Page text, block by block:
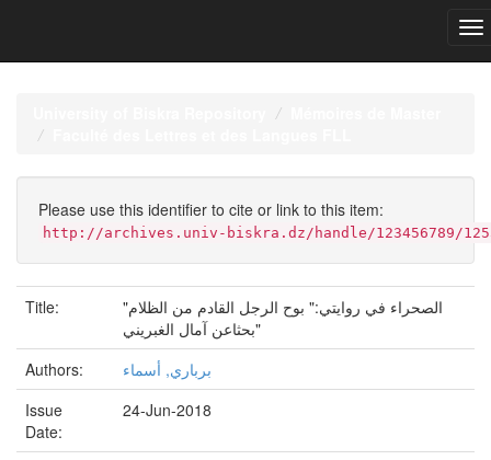
Please use this identifier to cite or link to this item:
http://archives.univ-biskra.dz/handle/123456789/
Title:
"الصحراء في روايتي:" بوح الرجل القادم من الظلام
"بحثاعن آمال الغبريني
Authors:
برباري, أسماء
Issue
Date:
24-Jun-2018